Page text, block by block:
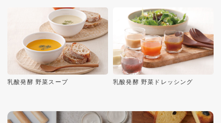
乳酸発酵 野菜スープ 乳酸発酵 野菜ドレッシング